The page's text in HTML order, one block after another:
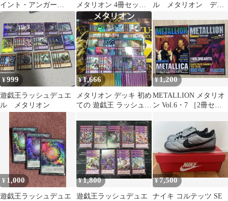
イント・アンガー
SICP3734 SONY /00170
メタリオン 4冊セット
Vol.21.25.34.43
ル メタリオン デッ
リートセット 3コン
¥999
遊戯王ラッシュデュエ
ル メタリオン
¥1,666
メタリオン デッキ 初め
ての 遊戯王 ラッシュデ
¥ 1,200
METALLION メタリオ
ン Vol.6・7 ［2冊セッ
¥ 1,000
遊戯王ラッシュデュエ
¥1,800
遊戯王ラッシュデュエ
¥7,500
ナイキ コルテッツ SE